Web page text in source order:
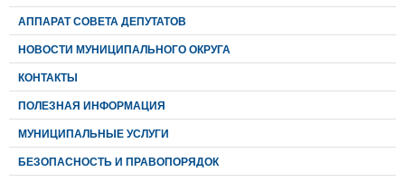
АППАРАТ СОВЕТА ДЕПУТАТОВ
НОВОСТИ МУНИЦИПАЛЬНОГО ОКРУГА
КОНТАКТЫ
ПОЛЕЗНАЯ ИНФОРМАЦИЯ
МУНИЦИПАЛЬНЫЕ УСЛУГИ
БЕЗОПАСНОСТЬ И ПРАВОПОРЯДОК